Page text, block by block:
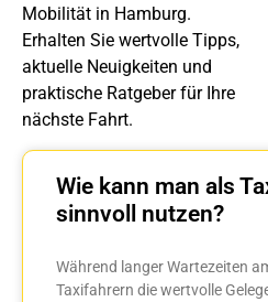
Mobilität in Hamburg.
Erhalten Sie wertvolle Tipps,
aktuelle Neuigkeiten und
praktische Ratgeber für Ihre
nächste Fahrt.
Wie kann man als
sinnvoll nutzen?
Während langer Wartezeiten
Taxifahrern die wertvolle